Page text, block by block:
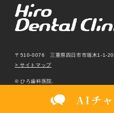
〒510-0076 三重県四日市市堀木1-1-20
> サイトマップ
© ひろ歯科医院.